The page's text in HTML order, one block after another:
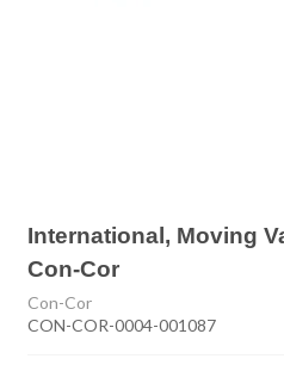
International, Moving
Con-Cor
Con-Cor
CON-COR-0004-001087